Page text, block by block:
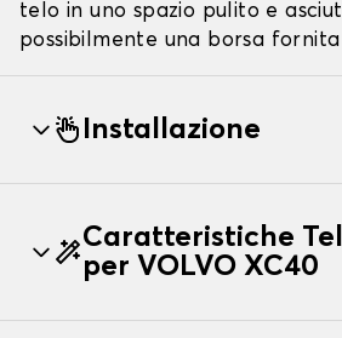
telo in uno spazio pulito e
possibilmente una borsa
Installazione
Caratteristiche
per VOLVO XC40